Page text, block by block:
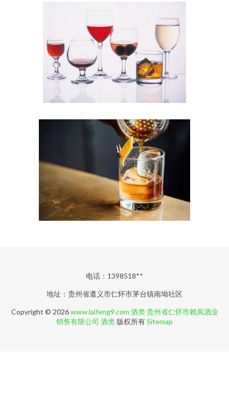
电话：1398518**
地址：贵州省遵义市仁怀市茅台镇南坳社区
Copyright © 2026www.laifeng9.com 酒类 贵州省仁怀市赖凤酒业
销售有限公司 酒类 版权所有Sitemap